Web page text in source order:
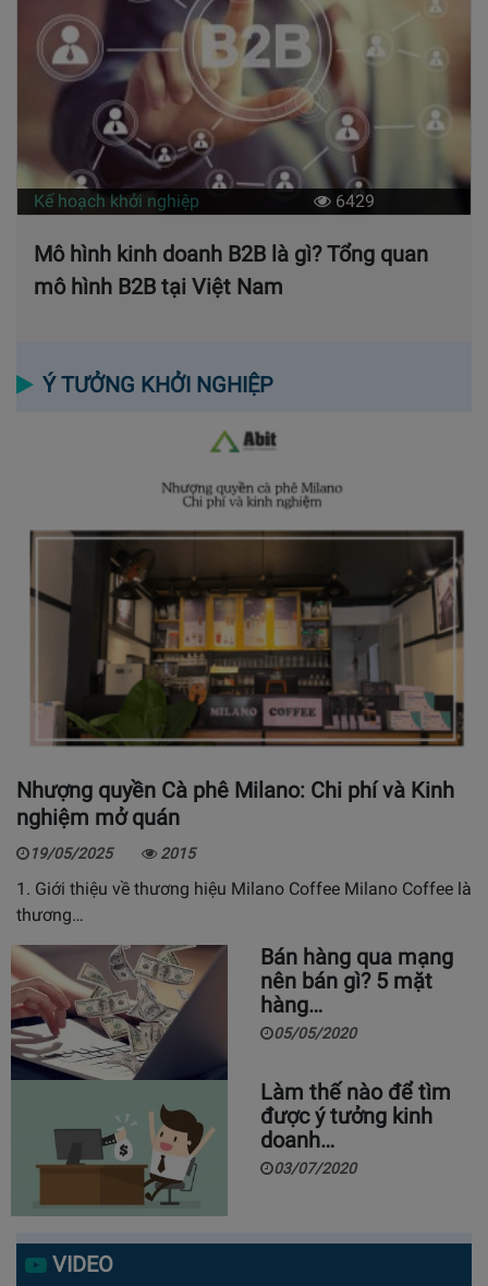
Kế hoạch khởi nghiệp 6429
Mô hình kinh doanh B2B là gì? Tổng quan
mô hình B2B tại Việt Nam
Ý TƯỞNG KHỞI NGHIỆP
Nhượng quyền Cà phê Milano: Chi phí và Kinh
nghiệm mở quán
19/05/2025 2015
1. Giới thiệu về thương hiệu Milano Coffee Milano Coffee là
thương…
Bán hàng qua mạng
nên bán gì? 5 mặt
hàng…
05/05/2020
Làm thế nào để tìm
được ý tưởng kinh
doanh…
03/07/2020
VIDEO